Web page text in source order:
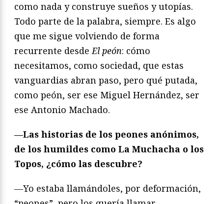
como nada y construye sueños y utopías.
Todo parte de la palabra, siempre. Es algo
que me sigue volviendo de forma
recurrente desdeEl peón: cómo
necesitamos, como sociedad, que estas
vanguardias abran paso, pero qué putada,
como peón, ser ese Miguel Hernández, ser
ese Antonio Machado.
—Las historias de los peones anónimos,
de los humildes como La Muchacha o los
Topos, ¿cómo las descubre?
—Yo estaba llamándoles, por deformación,